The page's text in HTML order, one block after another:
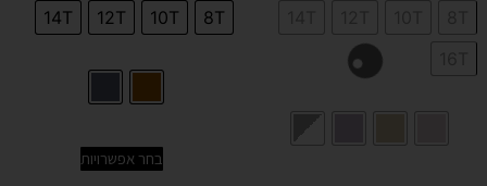
8T
10T
12T
14T
בחר אפשרויות